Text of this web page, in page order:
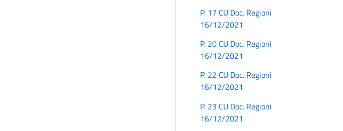
P. 17 CU Doc. Regioni
16/12/2021
P. 20 CU Doc. Regioni
16/12/2021
P. 22 CU Doc. Regioni
16/12/2021
P. 23 CU Doc. Regioni
16/12/2021